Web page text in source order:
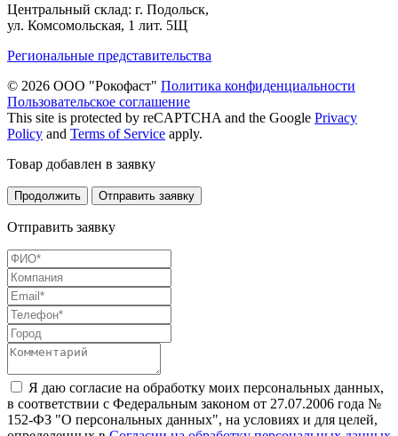
Центральный склад: г. Подольск,
ул. Комсомольская, 1 лит. 5Щ
Региональные представительства
© 2026 ООО "Рокофаст" Политика конфиденциальности
Пользовательское соглашение
This site is protected by reCAPTCHA and the Google Privacy
Policy and Terms of Service apply.
Товар добавлен в заявку
Продолжить Отправить заявку
Отправить заявку
Я даю согласие на обработку моих персональных данных,
в соответствии с Федеральным законом от 27.07.2006 года №
152-ФЗ "О персональных данных", на условиях и для целей,